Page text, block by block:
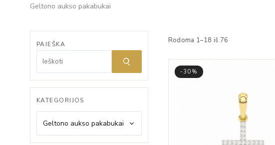
Geltono aukso pakabukai
PAIEŠKA
KATEGORIJOS
Geltono aukso pakabukai
Rodoma 1–18 iš 76
-30%